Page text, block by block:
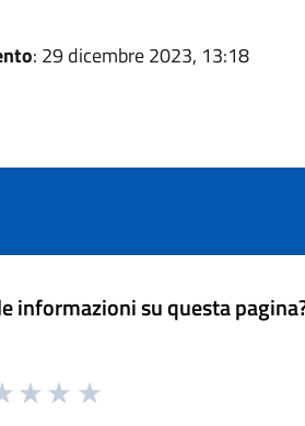
: 29 dicembre 2023, 13:18
informazioni su questa